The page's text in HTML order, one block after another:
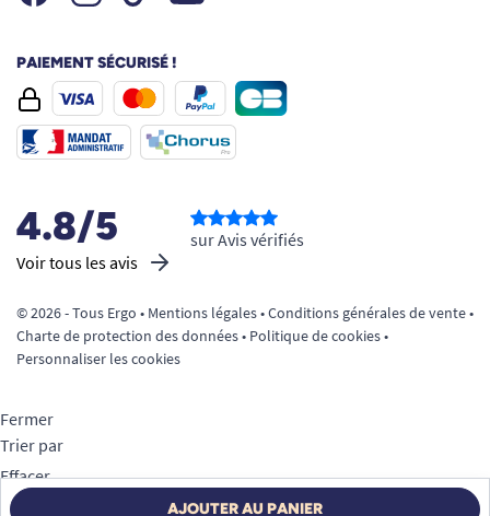
PAIEMENT SÉCURISÉ !
4.8/5
Voir tous les avis
sur Avis vérifiés
© 2026 - Tous Ergo • Mentions légales•Conditions générales de vente•
Charte de protection des données• Politique de cookies•
Personnaliser les cookies
AJOUTER AU PANIER
Fermer
Trier par
Effacer
Appliquer